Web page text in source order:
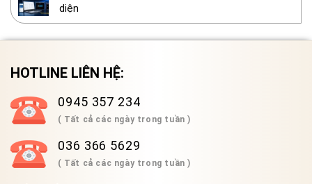
diện
HOTLINE LIÊN HỆ:
0945 357 234
( Tất cả các ngày trong tuần )
036 366 5629
( Tất cả các ngày trong tuần )